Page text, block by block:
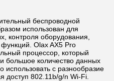
беспроводной
использован для
контроля оборудования,
Olax AX5 Pro
процессор, который
большое количество данных
использовать с разнообразие
доступ 802.11b/g/n Wi-Fi.